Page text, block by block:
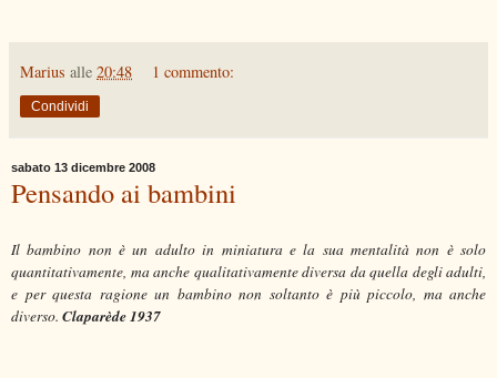
Marius alle 20:48 1 commento:
Condividi
sabato 13 dicembre 2008
Pensando ai bambini
Il bambino non è un adulto in miniatura e la sua mentalità non è solo
quantitativamente, ma anche qualitativamente diversa da quella degli adulti,
e per questa ragione un bambino non soltanto è più piccolo, ma anche
diverso. Claparède 1937